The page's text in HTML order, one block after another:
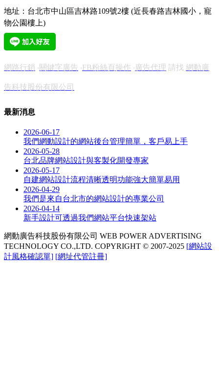
地址：台北市中山區吉林路109號2樓 (近長春路吉林國小，寵
物公園樓上)
網路行銷 ‧關鍵字廣告 ‧FB粉絲頁操作 ‧ 廣告代理 請找 網動廣
告科技股份有限公司
最新消息
2026-06-17
我們網動設計的網站後台管理簡單，客戶易上手
2026-05-28
台北品牌網站設計與客製化開發專家
2026-05-17
自建網站設計流程清晰透明功能強大簡單易用
2026-04-29
我們是來自台北市的網站設計的專業公司
2026-04-14
新手設計可透過我們網站平台快速架站
網動廣告科技股份有限公司 WEB POWER ADVERTISING
TECHNOLOGY CO.,LTD. COPYRIGHT © 2007-2025 [網站設
計風格確認單] [網址代管註冊]